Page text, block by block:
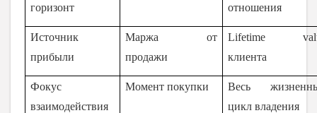
горизонт
отношения
Источник
прибыли
Маржа от
продажи
Lifetime
клиента
Фокус
взаимодействия
Момент покупки
Весь
цикл владения